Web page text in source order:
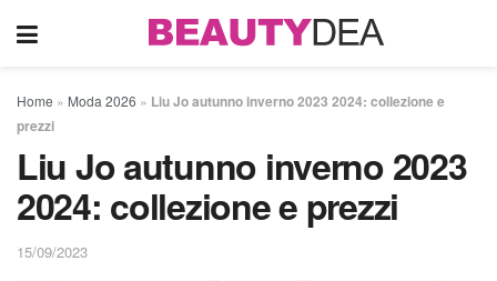
Home » Moda 2026 » Liu Jo autunno inverno 2023 2024: collezione e
prezzi
Liu Jo autunno inverno 2023
2024: collezione e prezzi
15/09/2023